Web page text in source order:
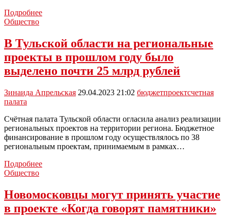
ПодробнееЖители
могут
обратиться
за
в
чаты
Общество
В Тульской области на региональные
проекты в прошлом году было
выделено почти 25 млрд рублей
Зинаида Апрельская 29.04.2023 21:02 бюджетпроектсчетная
палата
Счётная палата Тульской области огласила анализ реализации
региональных проектов на территории региона. Бюджетное
финансирование в прошлом году осуществлялось по 38
региональным проектам, принимаемым в рамках…
ПодробнееВ
региональные
проекты
Общество
Новомосковцы могут принять участие
в проекте «Когда говорят памятники»